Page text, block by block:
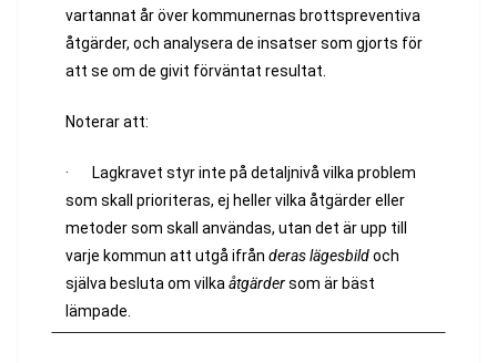
vartannat år över kommunernas brottspreventiva
åtgärder, och analysera de insatser som gjorts för
att se om de givit förväntat resultat.
Noterar att:
· Lagkravet styr inte på detaljnivå vilka problem
som skall prioriteras, ej heller vilka åtgärder eller
metoder som skall användas, utan det är upp till
varje kommun att utgå ifrån deras lägesbildoch
själva besluta om vilka åtgärdersom är bäst
lämpade.